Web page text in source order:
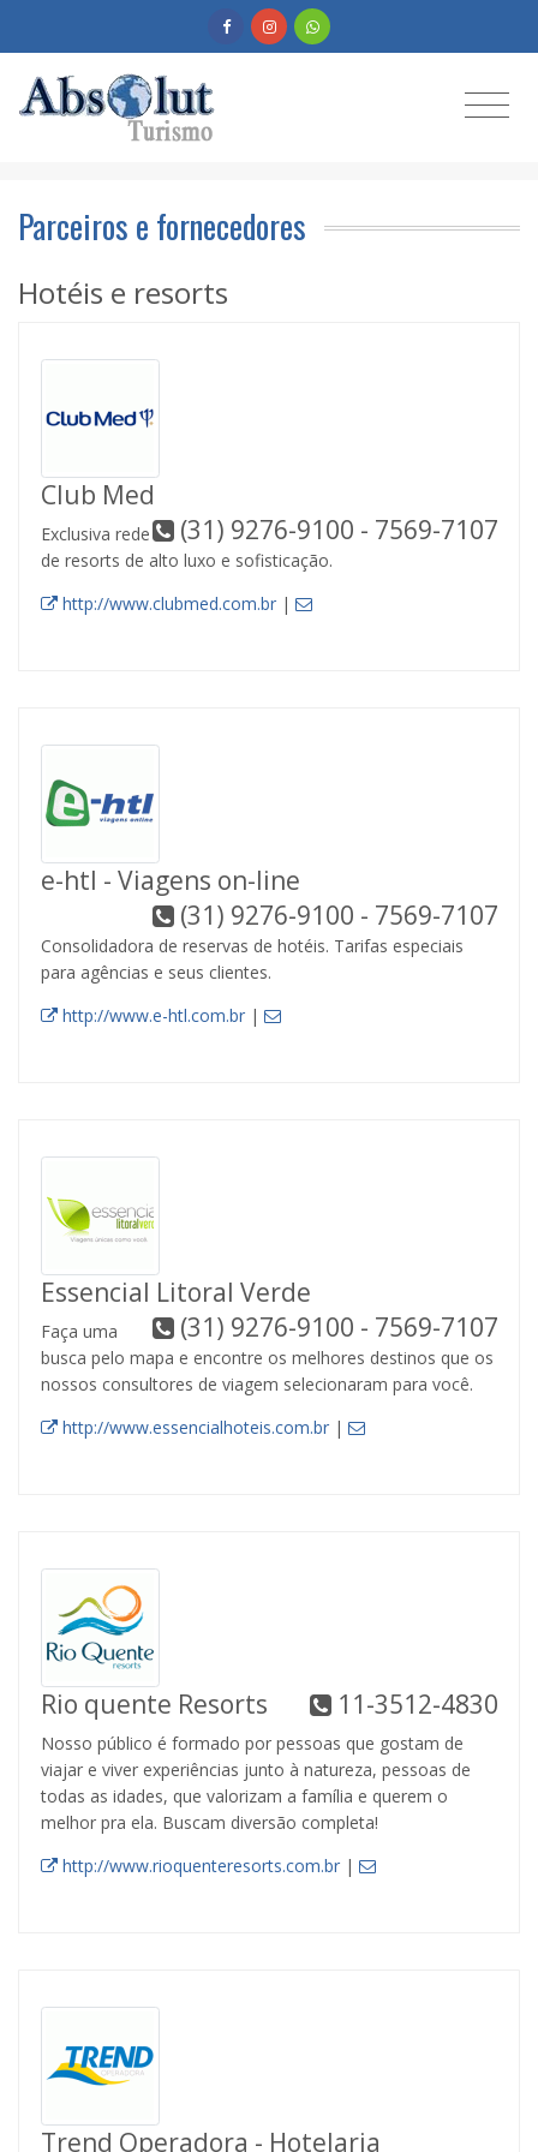
Parceiros e fornecedores
Hotéis e resorts
Club Med
(31) 9276-9100 - 7569-7107
Exclusiva rede
de resorts de alto luxo e sofisticação.
http://www.clubmed.com.br|
e-htl - Viagens on-line
(31) 9276-9100 - 7569-7107
Consolidadora de reservas de hotéis. Tarifas especiais
para agências e seus clientes.
http://www.e-htl.com.br|
Essencial Litoral Verde
(31) 9276-9100 - 7569-7107
Faça uma
busca pelo mapa e encontre os melhores destinos que os
nossos consultores de viagem selecionaram para você.
http://www.essencialhoteis.com.br|
Rio quente Resorts 11-3512-4830
Nosso público é formado por pessoas que gostam de
viajar e viver experiências junto à natureza, pessoas de
todas as idades, que valorizam a família e querem o
melhor pra ela. Buscam diversão completa!
http://www.rioquenteresorts.com.br|
Trend Operadora - Hotelaria